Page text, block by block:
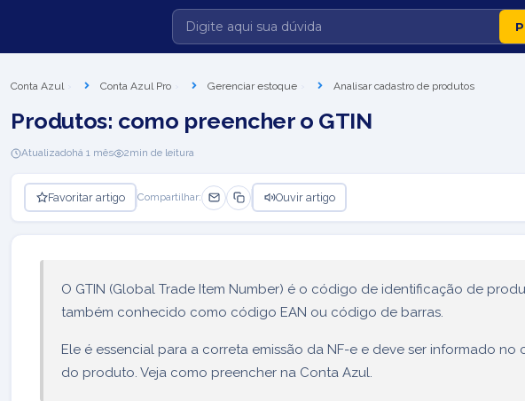
Conta Azul Conta Azul Pro Gerenciar estoque Analisar cadastro de produtos
Produtos: como preencher o GTIN
Atualizadohá 1 mês 2min de leitura
Favoritar artigo Compartilhar: Ouvir artigo
O GTIN (Global Trade Item Number) é o código de identificação de
também conhecido como código EAN ou código de barras.
Ele é essencial para a correta emissão da NF-e e deve ser informado no
do produto. Veja como preencher na Conta Azul.